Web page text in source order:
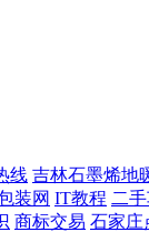
线 吉林石墨烯地
装网 IT教程 二
商标交易 石家庄